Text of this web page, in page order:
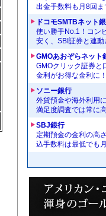
出金手数料も月8回ま
ドコモSMTBネット
使い勝手No.1！コン
安く、SBI証券と連動
GMOあおぞらネット
GMOクリック証券と
金利がお得な金利に！
ソニー銀行
外貨預金や海外利用
満足度調査では常に
SBJ銀行
定期預金の金利の高
込手数料は最低でも